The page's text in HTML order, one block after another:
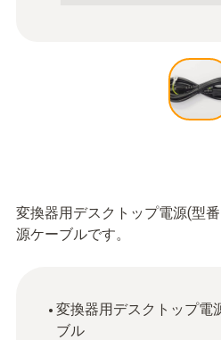
変換器用デスクトップ電源(型
源ケーブルです。
変換器用デスクトップ電
ブル